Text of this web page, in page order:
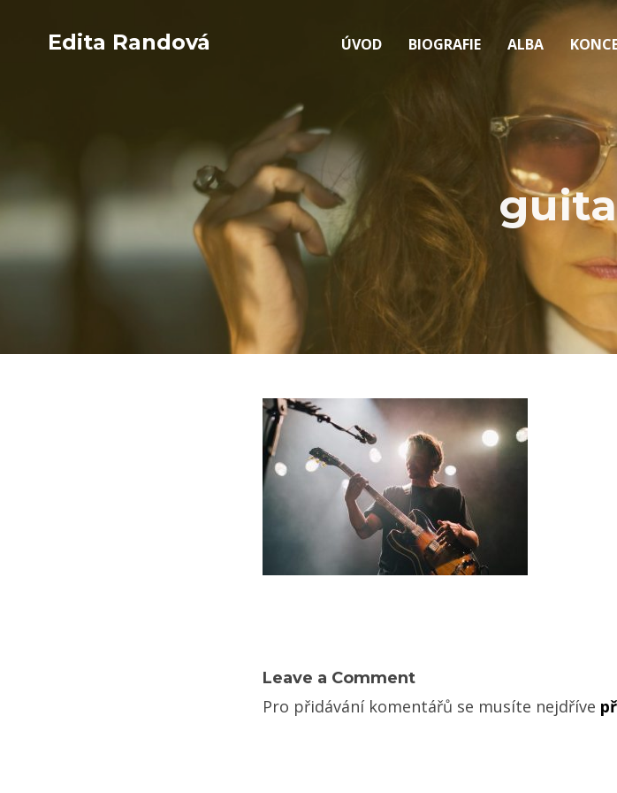
Edita Randová ÚVOD BIOGRAFIE ALBA
Leave a Comment
Pro přidávání komentářů se musíte nejdříve